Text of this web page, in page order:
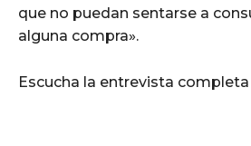
que no puedan sentarse a
alguna compra».
Escucha la entrevista